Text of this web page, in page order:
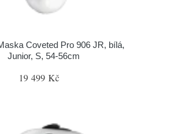
Coveted Pro 906 JR, bílá,
Junior, S, 54-56cm
19 499 Kč